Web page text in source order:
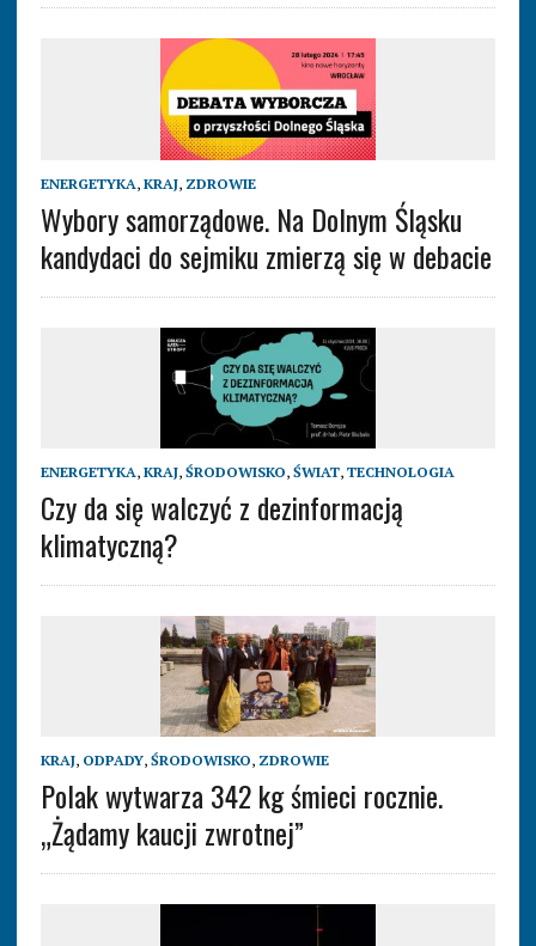
ENERGETYKA, KRAJ, ZDROWIE
Wybory samorządowe. Na Dolnym Śląsku
kandydaci do sejmiku zmierzą się w debacie
ENERGETYKA, KRAJ, ŚRODOWISKO, ŚWIAT, TECHNOLOGIA
Czy da się walczyć z dezinformacją
klimatyczną?
KRAJ, ODPADY, ŚRODOWISKO, ZDROWIE
Polak wytwarza 342 kg śmieci rocznie.
„Żądamy kaucji zwrotnej”